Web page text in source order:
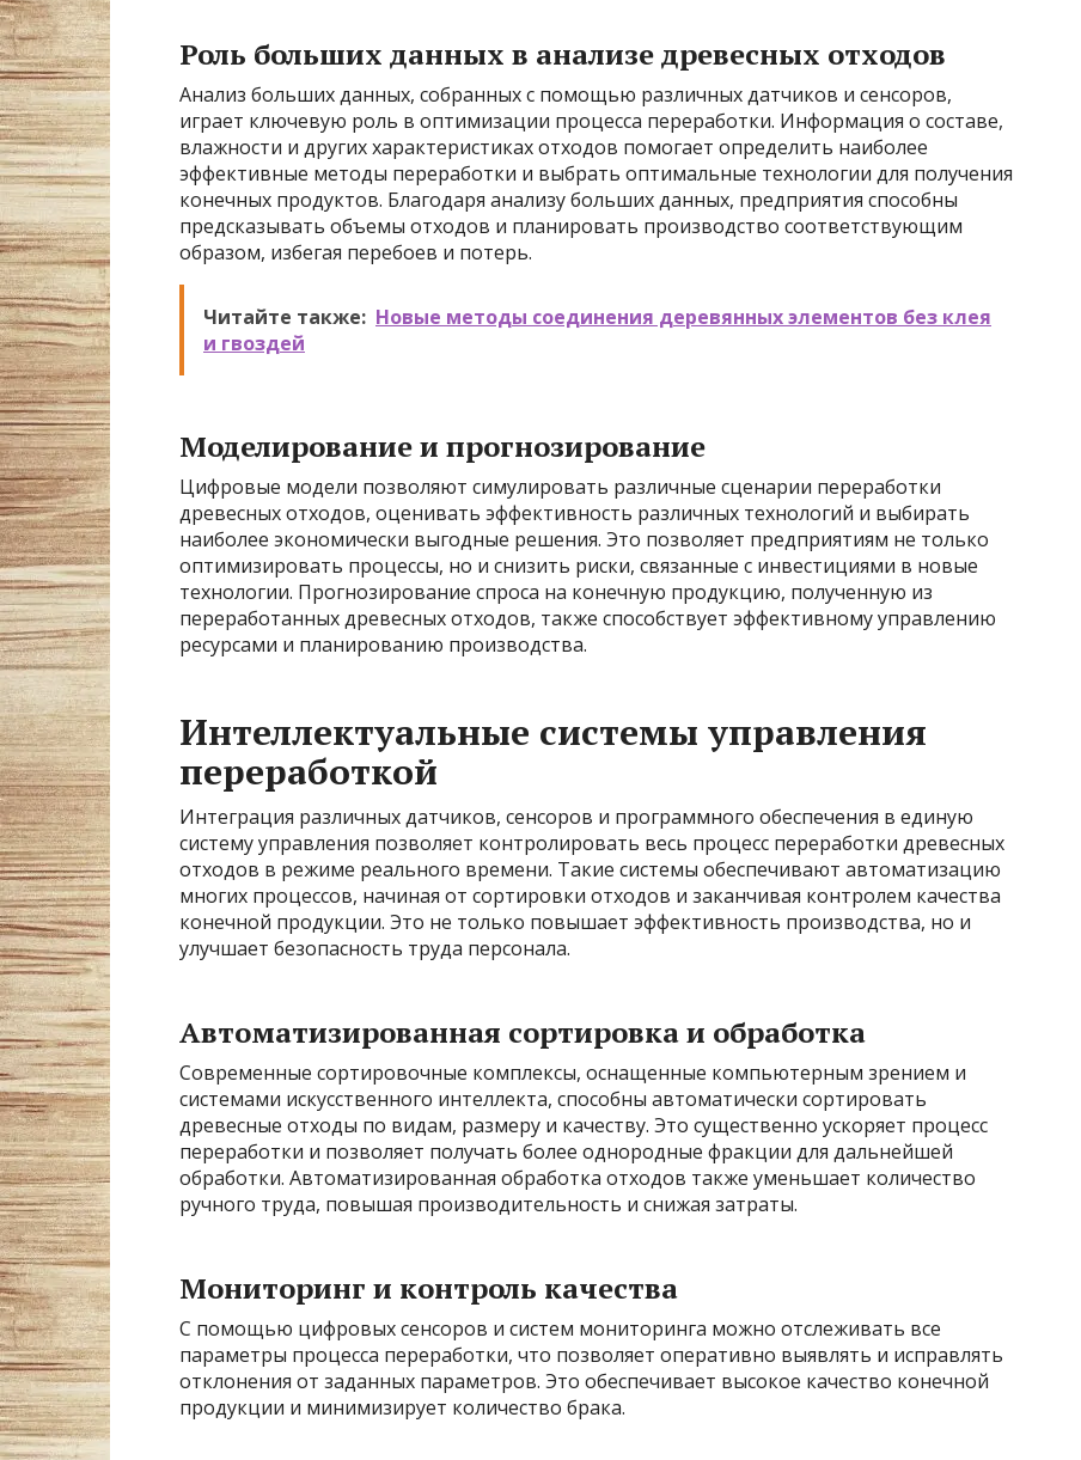
Роль больших данных в анализе древесных отходов
Анализ больших данных, собранных с помощью различных датчиков и сенсоров,
играет ключевую роль в оптимизации процесса переработки. Информация о составе,
влажности и других характеристиках отходов помогает определить наиболее
эффективные методы переработки и выбрать оптимальные технологии для получения
конечных продуктов. Благодаря анализу больших данных, предприятия способны
предсказывать объемы отходов и планировать производство соответствующим
образом, избегая перебоев и потерь.
Читайте также: Новые методы соединения деревянных элементов без клея
и гвоздей
Моделирование и прогнозирование
Цифровые модели позволяют симулировать различные сценарии переработки
древесных отходов, оценивать эффективность различных технологий и выбирать
наиболее экономически выгодные решения. Это позволяет предприятиям не только
оптимизировать процессы, но и снизить риски, связанные с инвестициями в новые
технологии. Прогнозирование спроса на конечную продукцию, полученную из
переработанных древесных отходов, также способствует эффективному управлению
ресурсами и планированию производства.
Интеллектуальные системы управления
переработкой
Интеграция различных датчиков, сенсоров и программного обеспечения в единую
систему управления позволяет контролировать весь процесс переработки древесных
отходов в режиме реального времени. Такие системы обеспечивают автоматизацию
многих процессов, начиная от сортировки отходов и заканчивая контролем качества
конечной продукции. Это не только повышает эффективность производства, но и
улучшает безопасность труда персонала.
Автоматизированная сортировка и обработка
Современные сортировочные комплексы, оснащенные компьютерным зрением и
системами искусственного интеллекта, способны автоматически сортировать
древесные отходы по видам, размеру и качеству. Это существенно ускоряет процесс
переработки и позволяет получать более однородные фракции для дальнейшей
обработки. Автоматизированная обработка отходов также уменьшает количество
ручного труда, повышая производительность и снижая затраты.
Мониторинг и контроль качества
С помощью цифровых сенсоров и систем мониторинга можно отслеживать все
параметры процесса переработки, что позволяет оперативно выявлять и исправлять
отклонения от заданных параметров. Это обеспечивает высокое качество конечной
продукции и минимизирует количество брака.